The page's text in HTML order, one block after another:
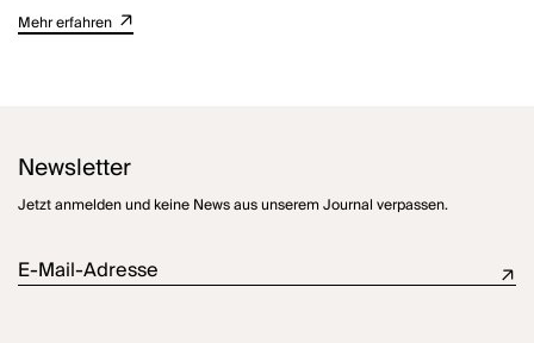
Preis, dem Sächsischen Literaturpreis und dem Literaturpreis
Mehr erfahren
Newsletter
Jetzt anmelden und keine News aus unserem Journal verpassen.
E-Mail-Adresse